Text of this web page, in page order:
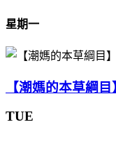
星期一
【潮媽的本草綱
TUE